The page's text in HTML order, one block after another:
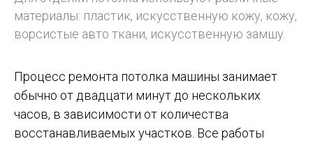
материалы: пластик, искусственную кожу, кожу,
ворсистые авто ткани, искусственную замшу.
Процесс ремонта потолка машины занимает
обычно от двадцати минут до нескольких
часов, в зависимости от количества
восстанавливаемых участков. Все работы